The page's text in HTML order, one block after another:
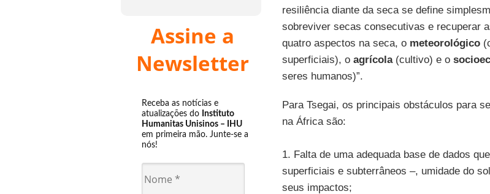
Assine a
Newsletter
Receba as notícias e
atualizações do Instituto
Humanitas Unisinos – IHU
em primeira mão. Junte-se a
nós!
resiliência diante da seca se define
sobreviver secas consecutivas e recuperar
quatro aspectos na seca, o meteorológico
superficiais), oagrícola(cultivo) e o
seres humanos)”.
Para Tsegai, os principais obstáculos para
na África são:
1. Falta de uma adequada base de dados
superficiais e subterrâneos –, umidade do
seus impactos;